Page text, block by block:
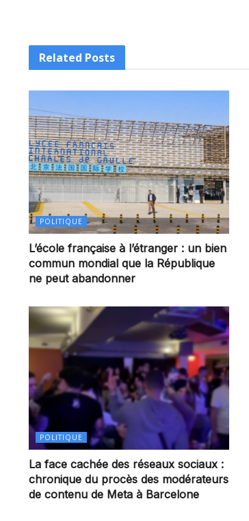
Related Posts
POLITIQUE
L’école française à l’étranger : un bien
commun mondial que la République
ne peut abandonner
POLITIQUE
La face cachée des réseaux sociaux :
chronique du procès des modérateurs
de contenu de Meta à Barcelone